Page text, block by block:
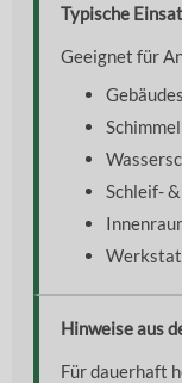
Typische
Geeignet für
Schleif-
Hinweise aus
Für dauerhaft